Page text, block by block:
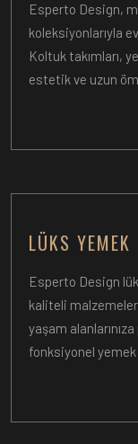
Esperto Design,
koleksiyonlarıyla
Koltuk takımları,
estetik ve uzun
LÜKS YEMEK
Esperto Design
kaliteli
yaşam
fonksiyonel